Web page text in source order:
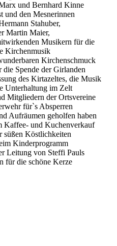
und Bernhard Kinne
und den Mesnerinnen
Stahuber,
Martin Maier,
Musikern für die
Kirchenmusik
Kirchenschmuck
Spende der Girlanden
des Kirtazeltes, die Musik
Unterhaltung im Zelt
Mitgliedern der Ortsvereine
für`s Absperren
Aufräumen geholfen haben
Kaffee- und Kuchenverkauf
süßen Köstlichkeiten
Kinderprogramm
Leitung von Steffi Pauls
für die schöne Kerze